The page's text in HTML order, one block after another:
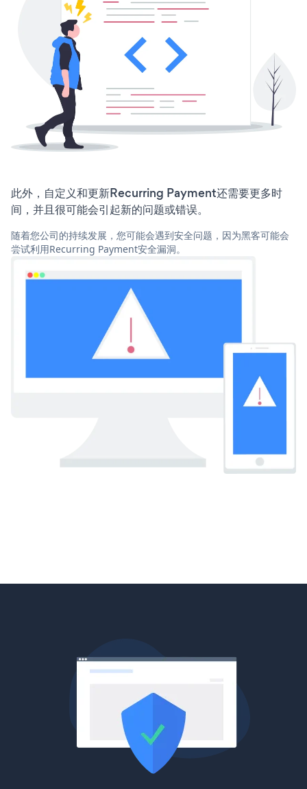
此外，自定义和更新Recurring Payment还需要更多时
间，并且很可能会引起新的问题或错误。
随着您公司的持续发展，您可能会遇到安全问题，因为黑客可能会
尝试利用Recurring Payment安全漏洞。